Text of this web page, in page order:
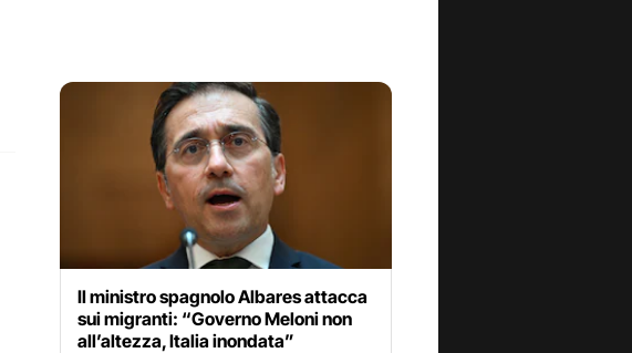
Il ministro spagnolo Albares attacca
sui migranti: “Governo Meloni non
all’altezza, Italia inondata”